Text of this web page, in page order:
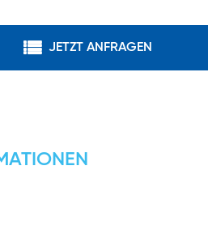
JETZT ANFRAGEN